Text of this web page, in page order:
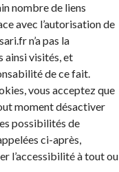
nombre de liens
avec l’autorisation de
n’a pas la
ainsi visités, et
de ce fait.
vous acceptez que
moment désactiver
possibilités de
ci-après,
l’accessibilité à tout ou